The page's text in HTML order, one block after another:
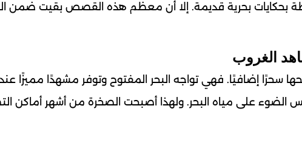
بحكايات بحرية قديمة. إلا أن معظم هذه القصص بقيت ضمن
سحرًا إضافيًا. فهي تواجه البحر المفتوح وتوفر مشهدًا مميزًا
الضوء على مياه البحر. ولهذا أصبحت الصخرة من أشهر أماكن